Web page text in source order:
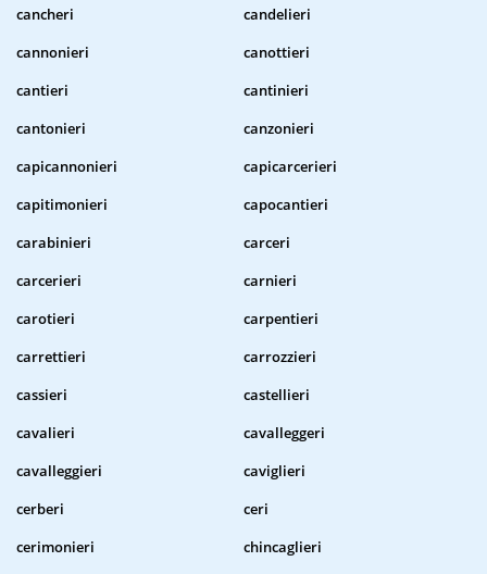
cancheri
candelieri
cannonieri
canottieri
cantieri
cantinieri
cantonieri
canzonieri
capicannonieri
capicarcerieri
capitimonieri
capocantieri
carabinieri
carceri
carcerieri
carnieri
carotieri
carpentieri
carrettieri
carrozzieri
cassieri
castellieri
cavalieri
cavalleggeri
cavalleggieri
caviglieri
cerberi
ceri
cerimonieri
chincaglieri